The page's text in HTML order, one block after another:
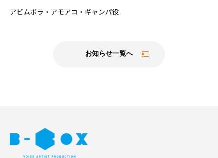
アビムボラ・アモアコ・ギャンパ役
お知らせ一覧へ